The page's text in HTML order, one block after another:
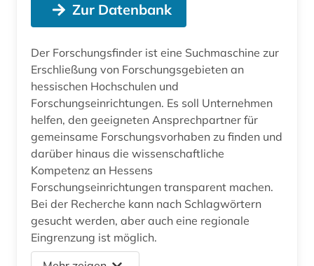
Zur Datenbank
Der Forschungsfinder ist eine Suchmaschine zur
Erschließung von Forschungsgebieten an
hessischen Hochschulen und
Forschungseinrichtungen. Es soll Unternehmen
helfen, den geeigneten Ansprechpartner für
gemeinsame Forschungsvorhaben zu finden und
darüber hinaus die wissenschaftliche
Kompetenz an Hessens
Forschungseinrichtungen transparent machen.
Bei der Recherche kann nach Schlagwörtern
gesucht werden, aber auch eine regionale
Eingrenzung ist möglich.